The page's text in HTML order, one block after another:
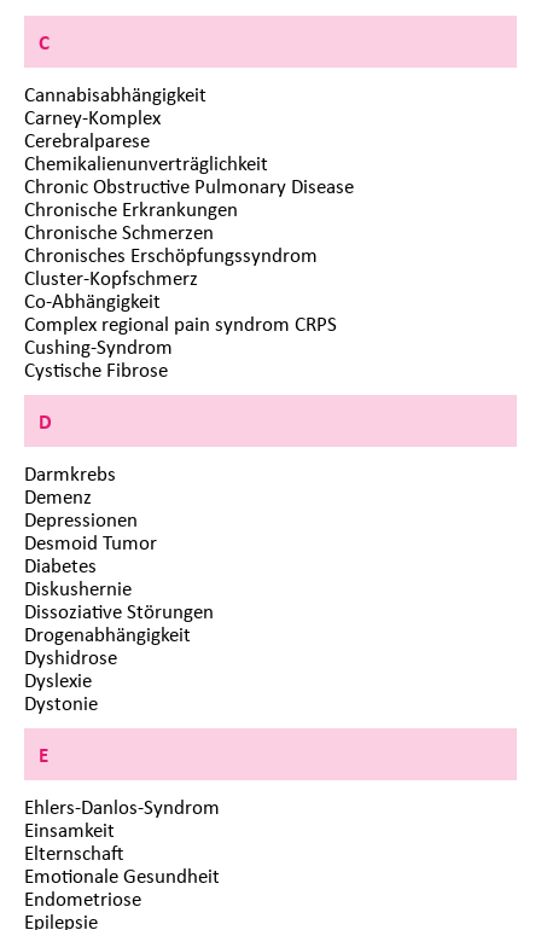
C
Cannabisabhängigkeit
Carney-Komplex
Cerebralparese
Chemikalienunverträglichkeit
Chronic Obstructive Pulmonary Disease
Chronische Erkrankungen
Chronische Schmerzen
Chronisches Erschöpfungssyndrom
Cluster-Kopfschmerz
Co-Abhängigkeit
Complex regional pain syndrom CRPS
Cushing-Syndrom
Cystische Fibrose
D
Darmkrebs
Demenz
Depressionen
Desmoid Tumor
Diabetes
Diskushernie
Dissoziative Störungen
Drogenabhängigkeit
Dyshidrose
Dyslexie
Dystonie
E
Ehlers-Danlos-Syndrom
Einsamkeit
Elternschaft
Emotionale Gesundheit
Endometriose
Epilepsie